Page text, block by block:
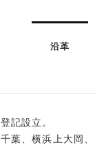
沿革
登記設立。
千葉、横浜上大岡